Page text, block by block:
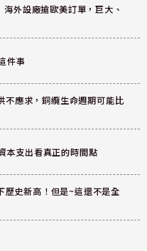
外設廠搶歐美訂單，巨大、
件事
不應求，銅纜生命週期可能比
本支出看真正的時間點
史新高！但是~這還不是全